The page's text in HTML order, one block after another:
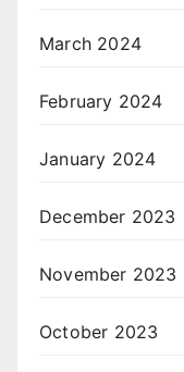
March 2024
February 2024
January 2024
December 2023
November 2023
October 2023